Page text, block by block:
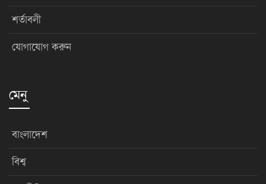
শর্তাবলী
যোগাযোগ করুন
মেনু
বাংলাদেশ
বিশ্ব